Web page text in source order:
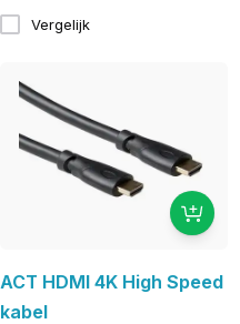
Vergelijk
ACT HDMI 4K High Speed
kabel